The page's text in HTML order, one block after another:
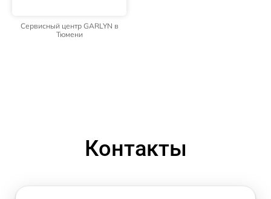
Сервисный центр GARLYN в
Тюмени
Контакты